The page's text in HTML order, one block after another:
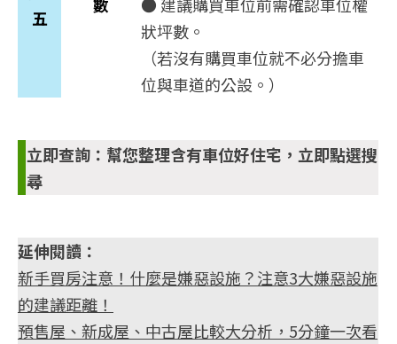
五
狀坪數。
（若沒有購買車位就不必分擔車
位與車道的公設。）
立即查詢： 幫您整理含有車位好住宅，立即點選搜
尋
延伸閱讀：
新手買房注意！什麼是嫌惡設施？注意3大嫌惡設施
的建議距離！
預售屋、新成屋、中古屋比較大分析，5分鐘一次看